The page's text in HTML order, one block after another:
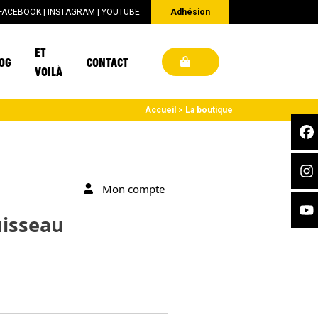
FACEBOOK INSTAGRAM |YOUTUBE Adhésion
ET
VOILÀ
CONTACT
Accueil La boutique
Mon compte